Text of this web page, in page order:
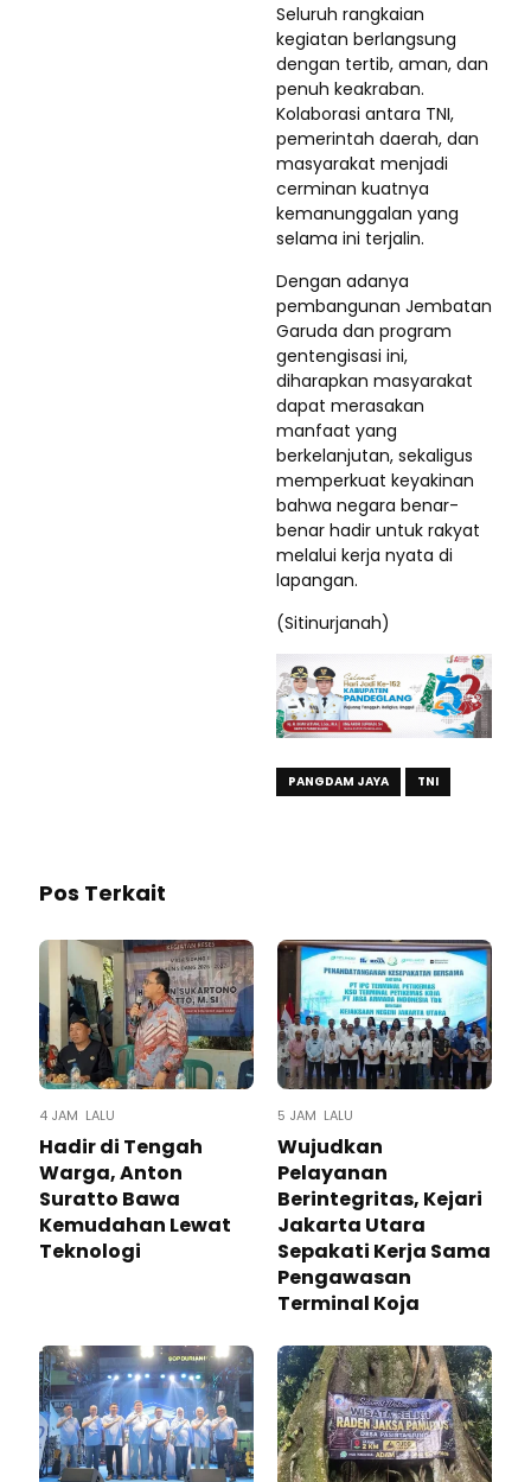
Seluruh rangkaian
kegiatan berlangsung
dengan tertib, aman, dan
penuh keakraban.
Kolaborasi antara TNI,
pemerintah daerah, dan
masyarakat menjadi
cerminan kuatnya
kemanunggalan yang
selama ini terjalin.
Dengan adanya
pembangunan Jembatan
Garuda dan program
gentengisasi ini,
diharapkan masyarakat
dapat merasakan
manfaat yang
berkelanjutan, sekaligus
memperkuat keyakinan
bahwa negara benar-
benar hadir untuk rakyat
melalui kerja nyata di
lapangan.
(Sitinurjanah)
PANGDAM JAYA TNI
Pos Terkait
4 JAM LALU
Hadir di Tengah
Warga, Anton
Suratto Bawa
Kemudahan Lewat
Teknologi ​
5 JAM LALU
Wujudkan
Pelayanan
Berintegritas, Kejari
Jakarta Utara
Sepakati Kerja Sama
Pengawasan
Terminal Koja